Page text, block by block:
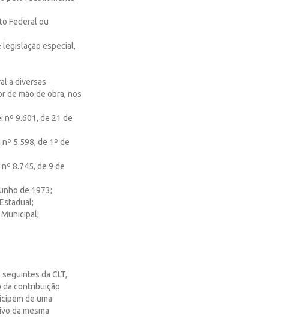
Federal ou
especial,
a diversas
de mão de obra, nos
nº 9.601, de 21 de
5.598, de 1º de
8.745, de 9 de
de 1973;
da CLT,
da contribuição
de uma
da mesma